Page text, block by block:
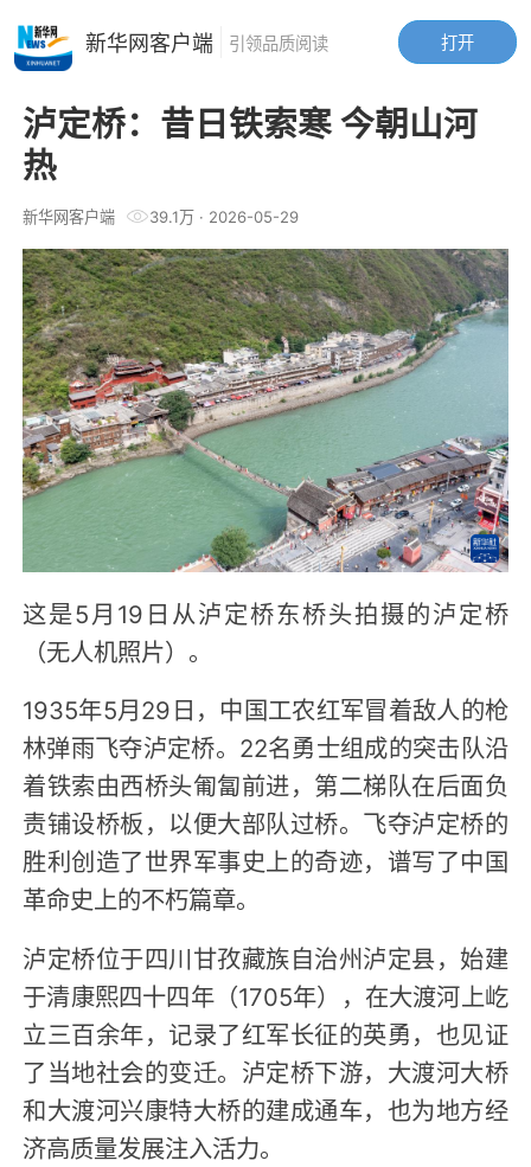
泸定桥：昔日铁索寒 今朝山河
热
新华网客户端 39.1万· 2026-05-29
这是5月19日从泸定桥东桥头拍摄的泸定桥
（无人机照片）。
1935年5月29日，中国工农红军冒着敌人的枪
林弹雨飞夺泸定桥。22名勇士组成的突击队沿
着铁索由西桥头匍匐前进，第二梯队在后面负
责铺设桥板，以便大部队过桥。飞夺泸定桥的
胜利创造了世界军事史上的奇迹，谱写了中国
革命史上的不朽篇章。
泸定桥位于四川甘孜藏族自治州泸定县，始建
于清康熙四十四年（1705年），在大渡河上屹
立三百余年，记录了红军长征的英勇，也见证
了当地社会的变迁。泸定桥下游，大渡河大桥
和大渡河兴康特大桥的建成通车，也为地方经
济高质量发展注入活力。
打开
新华网客户端 引领品质阅读